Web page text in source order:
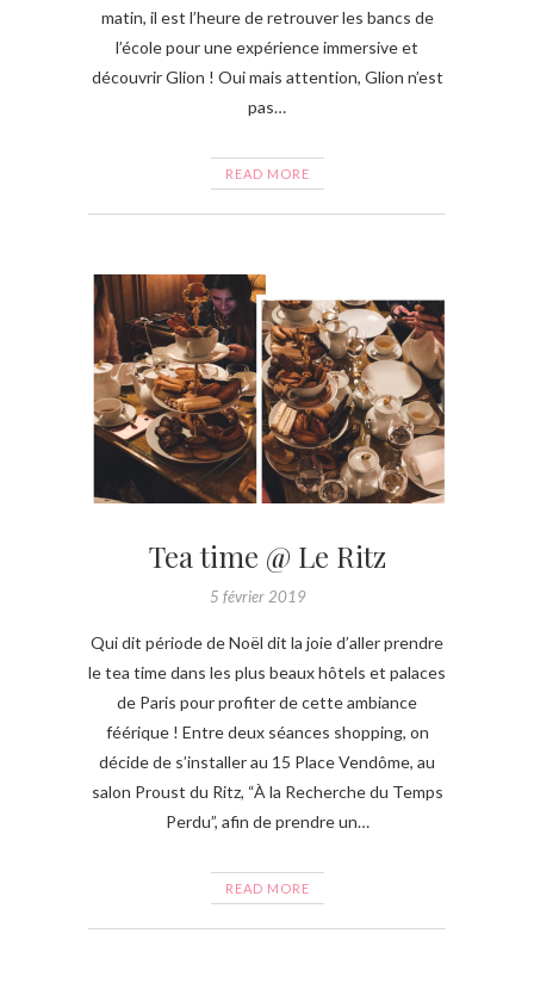
matin, il est l’heure de retrouver les bancs de
l’école pour une expérience immersive et
découvrir Glion ! Oui mais attention, Glion n’est
pas…
READ MORE
Tea time @ Le Ritz
5 février 2019
Qui dit période de Noël dit la joie d’aller prendre
le tea time dans les plus beaux hôtels et palaces
de Paris pour profiter de cette ambiance
féérique ! Entre deux séances shopping, on
décide de s’installer au 15 Place Vendôme, au
salon Proust du Ritz, “À la Recherche du Temps
Perdu”, afin de prendre un…
READ MORE